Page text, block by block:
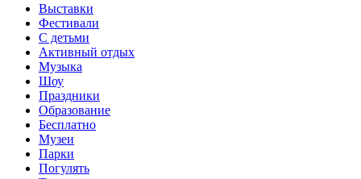
Выставки
Фестивали
С детьми
Активный отдых
Музыка
Шоу
Праздники
Образование
Бесплатно
Музеи
Парки
Погулять